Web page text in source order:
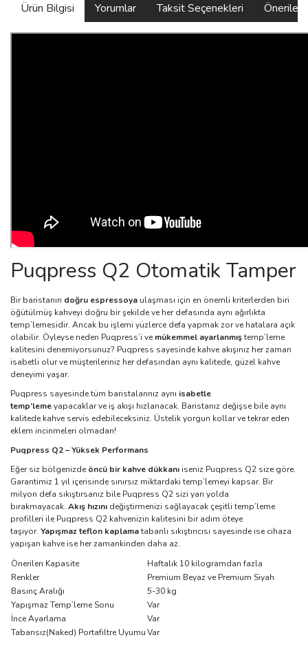
Ürün Bilgisi Yorumlar Taksit Seçenekleri
Puqpress Q2 Otomatik Tamper
Bir baristanın doğru espressoya ulaşması için en önemli kriterlerden biri
öğütülmüş kahveyi doğru bir şekilde ve her defasında aynı ağırlıkta
temp’lemesidir. Ancak bu işlemi yüzlerce defa yapmak zor ve hatalara açık
olabilir. Öyleyse neden Puqpress’i ve mükemmel ayarlanmıştemp’leme
kalitesini denemiyorsunuz? Puqpress sayesinde kahve akışınız her zaman
isabetli olur ve müşterileriniz her defasından aynı kalitede, güzel kahve
deneyimi yaşar.
Puqpress sayesinde tüm baristalarınız aynı isabetle
temp’lemeyapacaklar ve iş akışı hızlanacak. Baristanız değişse bile aynı
kalitede kahve servis edebileceksiniz. Üstelik yorgun kollar ve tekrar eden
eklem incinmeleri olmadan!
Puqpress Q2 – Yüksek Performans
Eğer siz bölgenizde öncü bir kahve dükkanı iseniz Puqpress Q2 size göre.
Garantimiz 1 yıl içerisinde sınırsız miktardaki temp’lemeyi kapsar. Bir
milyon defa sıkıştırsanız bile Puqpress Q2 sizi yarı yolda
bırakmayacak. Akış hızını değiştirmenizi sağlayacak çeşitli temp’leme
profilleri ile Puqpress Q2 kahvenizin kalitesini bir adım öteye
taşıyor. Yapışmaz teflon kaplamatabanlı sıkıştırıcısı sayesinde ise cihaza
yapışan kahve ise her zamankinden daha az.
Önerilen Kapasite
Haftalık 10 kilogramdan fazla
Renkler
Premium Beyaz ve Premium Siyah
Basınç Aralığı
5-30 kg
Yapışmaz Temp’leme Sonu
Var
İnce Ayarlama
Var
Tabansız(Naked) Portafiltre UyumuVar